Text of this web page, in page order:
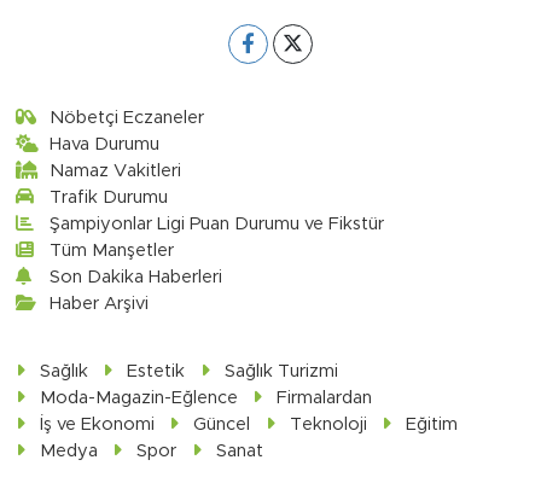
Nöbetçi Eczaneler
Hava Durumu
Namaz Vakitleri
Trafik Durumu
Şampiyonlar Ligi Puan Durumu ve Fikstür
Tüm Manşetler
Son Dakika Haberleri
Haber Arşivi
Sağlık Estetik
Sağlık Turizmi
Moda-Magazin-Eğlence
Firmalardan
İş ve Ekonomi
Güncel Teknoloji
Eğitim
Medya
Spor Sanat